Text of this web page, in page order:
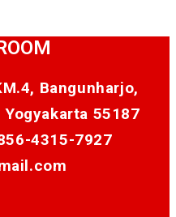
Bangunharjo,
55187
4315-7927